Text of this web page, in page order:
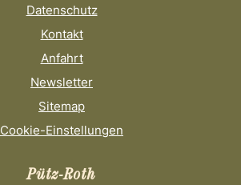
Datenschutz
Kontakt
Anfahrt
Newsletter
Sitemap
Cookie-Einstellungen
Pütz-Roth